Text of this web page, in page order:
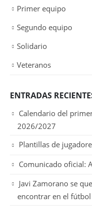
Primer equipo
Segundo equipo
Solidario
Veteranos
ENTRADAS
Calendario del
2026/2027
Plantillas de
Comunicado oficial:
Javi Zamorano se
encontrar en el